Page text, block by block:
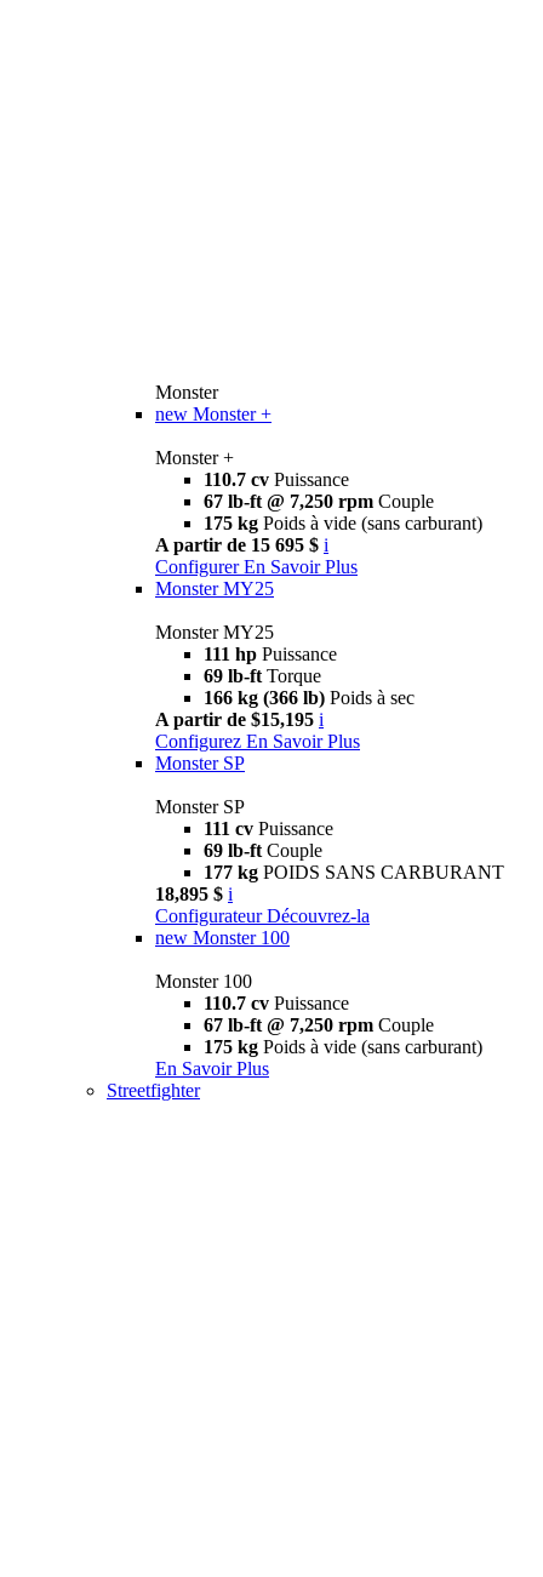
Monster
new Monster +
Monster +
110.7 cv Puissance
67 lb-ft @ 7,250 rpm Couple
175 kg Poids à vide (sans carburant)
A partir de 15 695 $ i
Configurer En Savoir Plus
Monster MY25
Monster MY25
111 hp Puissance
69 lb-ft Torque
166 kg (366 lb) Poids à sec
A partir de $15,195 i
Configurez En Savoir Plus
Monster SP
Monster SP
111 cv Puissance
69 lb-ft Couple
177 kg POIDS SANS CARBURANT
18,895 $ i
Configurateur Découvrez-la
new Monster 100
Monster 100
110.7 cv Puissance
67 lb-ft @ 7,250 rpm Couple
175 kg Poids à vide (sans carburant)
En Savoir Plus
Streetfighter